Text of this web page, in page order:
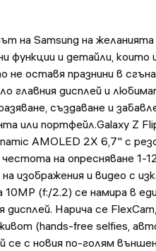
на Samsung на желанията
функции и детайли,
не оставя празнини в
главния дисплей и
създаване и
или портфейл.Galaxy Z
AMOLED 2X 6,7" с
на опресняване 1-
изображения и видео с
(f:/2.2) се намира в
Нарича се
(hands-free selfies,
се с новия по-голям